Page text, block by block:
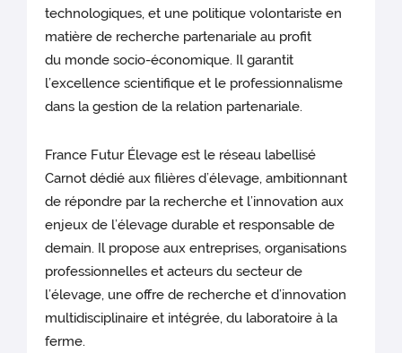
technologiques, et une politique volontariste en
matière de recherche partenariale au profit
du monde socio-économique. Il garantit
l’excellence scientifique et le professionnalisme
dans la gestion de la relation partenariale.
France Futur Élevage est le réseau labellisé
Carnot dédié aux filières d’élevage, ambitionnant
de répondre par la recherche et l’innovation aux
enjeux de l’élevage durable et responsable de
demain. Il propose aux entreprises, organisations
professionnelles et acteurs du secteur de
l’élevage, une offre de recherche et d’innovation
multidisciplinaire et intégrée, du laboratoire à la
ferme.